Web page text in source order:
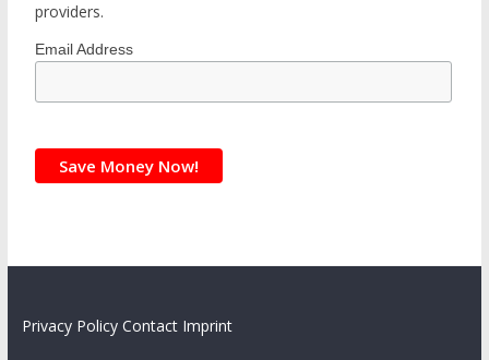
providers.
Email Address
Privacy Policy Contact Imprint